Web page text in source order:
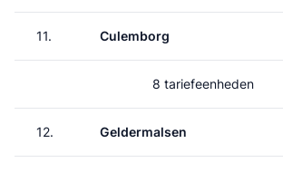
11. Culemborg
8 tariefeenheden
12. Geldermalsen